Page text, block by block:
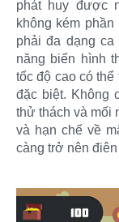
phát huy được
không kém
phải đa dạng
năng biến hình
tốc độ cao có
đặc biệt. Không
thử thách và mối
và hạn chế về
càng trở nên điên